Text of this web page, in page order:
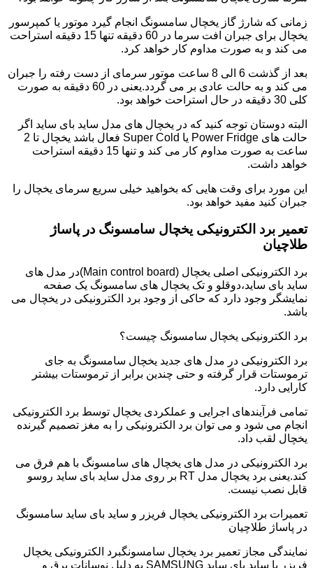
زمانی که شارژ گاز یخچال سامسونگ انجام گیرد موتور یا کمپرسور
یخچال برای جبران افت سرما در 60 دقیقه تنها 15 دقیقه استراحت
می کند و به صورت مداوم کار خواهد کرد.
بعد از گذشت 6 الی 8 ساعت موتور سرمای از دست رفته را جبران
می کند و به حالت عادی بر می گردد.یعنی در 60 دقیقه به صورت
کلی 30 دقیقه در حال استراحت خواهد بود.
البته دوستان توجه کنید که در یخچال های مدل ساید بای ساید اگر
حالت های Power Fridge یا Super Cold فعال باشد یخچال تا 2
ساعت به صورت مداوم کار می کند و تنها 15 دقیقه استراحت
خواهد داشت.
این مورد برای وقت هایی که بخواهید خیلی سریع سرمای یخچال را
جبران کنید مفید خواهد بود.
تعمیر برد الکترونیکی یخچال سامسونگ در پاساژ
طلاچیان
برد الکترونیکی اصلی یخچال (Main control board)در مدل های
ساید بای ساید،دوقلو و تک یخچال های سامسونگ یک صفحه
نمایشگر وجود دارد که حاکی از وجود برد الکترونیکی در یخچال می
باشد.
برد الکترونیکی یخچال سامسونگ چیست؟
برد الکترونیکی در مدل های جدید یخچال سامسونگ به جای
ترموستات قرار گرفته و حتی چندین برابر از ترموستات بیشتر
کارایی دارد.
تمامی فرآیندهای اجرایی و عملکردی یخچال توسط برد الکترونیکی
انجام می شود و می توان برد الکترونیکی را به مغز تصمیم گیرنده
یخچال لقب داد.
برد الکترونیکی در مدل های یخچال های سامسونگ با هم فرق می
کند.یعنی برد یخچال مدل RT بر روی مدل ساید بای ساید روسو
قابل نصب نیست.
تعمیرات برد الکترونیکی یخچال فریزر و ساید بای ساید سامسونگ
در پاساژ طلاچیان
نمایندگی مجاز تعمیر برد یخچال سامسونگبرد الکترونیکی یخچال
فریزر یا ساید بای ساید SAMSUNG به دلیل نوسانات برق و